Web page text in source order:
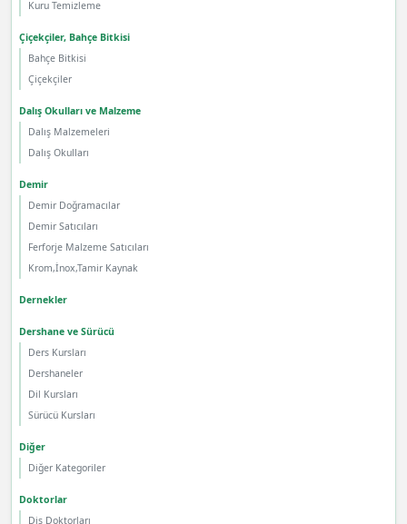
Kuru Temizleme
Çiçekçiler, Bahçe Bitkisi
Bahçe Bitkisi
Çiçekçiler
Dalış Okulları ve Malzeme
Dalış Malzemeleri
Dalış Okulları
Demir
Demir Doğramacılar
Demir Satıcıları
Ferforje Malzeme Satıcıları
Krom,İnox,Tamir Kaynak
Dernekler
Dershane ve Sürücü
Ders Kursları
Dershaneler
Dil Kursları
Sürücü Kursları
Diğer
Diğer Kategoriler
Doktorlar
Diş Doktorları